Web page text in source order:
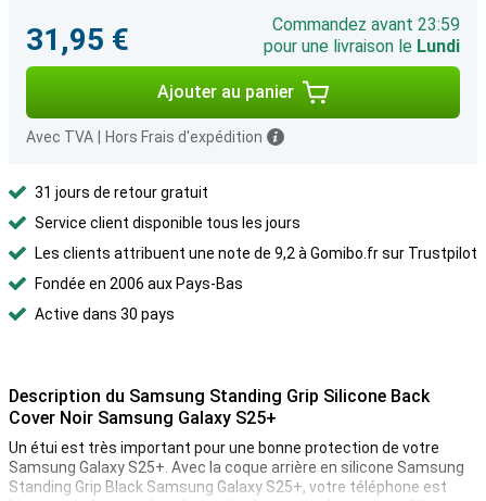
31,95 €
Commandez avant 23:59
pour une livraison le Lundi
Ajouter au panier
Avec TVA Hors Frais d'expédition
31 jours de retour gratuit
Service client disponible tous les jours
Les clients attribuent une note de 9,2 à Gomibo.fr sur Trustpilot
Fondée en 2006 aux Pays-Bas
Active dans 30 pays
Description du Samsung Standing Grip Silicone Back
Cover Noir Samsung Galaxy S25+
Un étui est très important pour une bonne protection de votre
Samsung Galaxy S25+. Avec la coque arrière en silicone Samsung
Standing Grip Black Samsung Galaxy S25+, votre téléphone est